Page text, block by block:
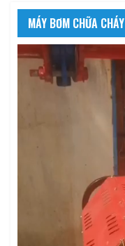
MÁY BƠM CHỮA CHÁY
Trình
chơi